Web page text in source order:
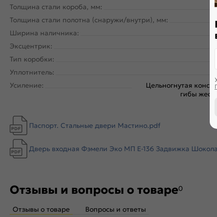
Толщина стали короба, мм:
Толщина стали полотна (снаружи/внутри), мм:
Ширина наличника:
Эксцентрик:
Тип коробки:
Уплотнитель:
Усиление:
Цельногнутая
гибы
Паспорт. Стальные двери Мастино.pdf
Дверь входная Фэмели Эко МП E-136 Задвижка
Отзывы и вопросы о товаре0
Отзывы о товаре Вопросы и ответы